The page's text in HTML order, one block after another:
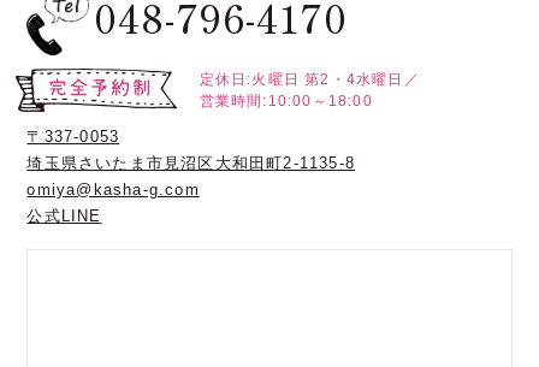
048-796-4170
定休日:火曜日 第2・4水曜日／
営業時間:10:00～18:00
〒337-0053
埼玉県さいたま市見沼区大和田町2-1135-8
omiya@kasha-g.com
公式LINE